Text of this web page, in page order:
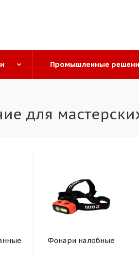
Промышленные
для
Фонари налобные